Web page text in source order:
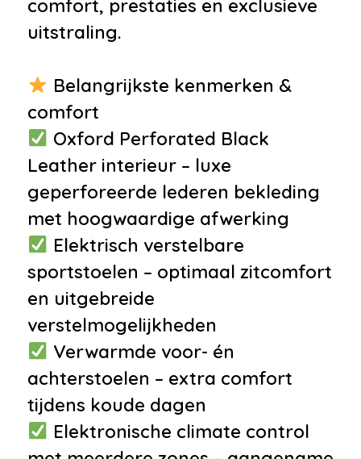
•Uitlaat sierstuk
Verwarmde voorruit
Infotainment
•Audio installatie premium
•Meridian sound system
•Navigatiesysteem full map
•Stuurwiel multifunctioneel
•Autotelefoonvoorbereiding met
bluetooth
•Bluetooth
telefoonvoorbereiding
•Multimedia-voorbereiding
•Multimedia systeem
Interieur
•Airco met elektronische
regeling
comfort, prestaties en exclusieve
uitstraling.
Belangrijkste kenmerken &
comfort
Oxford Perforated Black
Leather interieur – luxe
geperforeerde lederen bekleding
met hoogwaardige afwerking
Elektrisch verstelbare
sportstoelen – optimaal zitcomfort
en uitgebreide
verstelmogelijkheden
Verwarmde voor- én
achterstoelen – extra comfort
tijdens koude dagen
Elektronische climate control